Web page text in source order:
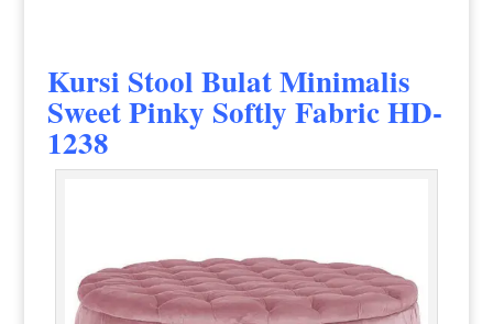
Kursi Stool Bulat Minimalis
Sweet Pinky Softly Fabric HD-
1238